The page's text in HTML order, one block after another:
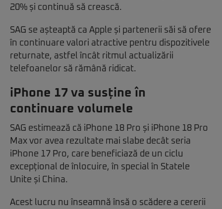
20% și continuă să crească.
SAG se așteaptă ca Apple și partenerii săi să ofere
în continuare valori atractive pentru dispozitivele
returnate, astfel încât ritmul actualizării
telefoanelor să rămână ridicat.
iPhone 17 va susține în
continuare volumele
SAG estimează că iPhone 18 Pro și iPhone 18 Pro
Max vor avea rezultate mai slabe decât seria
iPhone 17 Pro, care beneficiază de un ciclu
excepțional de înlocuire, în special în Statele
Unite și China.
Acest lucru nu înseamnă însă o scădere a cererii